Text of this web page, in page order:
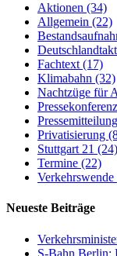
Aktionen (34)
Allgemein (22)
Fachtext (17)
Klimabahn (32)
Nachtzüge für
Privatisierung
Stuttgart 21 (24)
Termine (22)
Verkehrswende
Neueste Beiträge
S-Bahn Berlin: